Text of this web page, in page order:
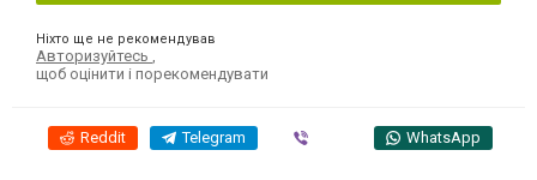
Ніхто ще не рекомендував
Авторизуйтесь
щоб оцінити і порекомендувати
Reddit Telegram WhatsApp